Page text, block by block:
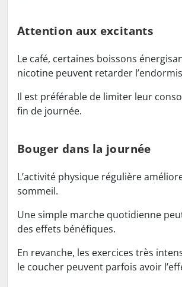
Attention aux excitants
Le café, certaines boissons
nicotine peuvent retarder
Il est préférable de limiter leur
fin de journée.
Bouger dans la journée
L’activité physique régulière
sommeil.
Une simple marche quotidienne
des effets bénéfiques.
En revanche, les exercices très
le coucher peuvent parfois avoir